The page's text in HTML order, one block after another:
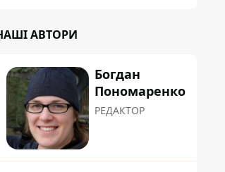
АВТОРИ
Богдан
Пономаренко
РЕДАКТОР